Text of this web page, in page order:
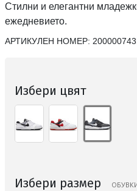
Стилни и елегантни
ежедневието.
АРТИКУЛЕН НОМЕР:
Избери цвят
Избери размер